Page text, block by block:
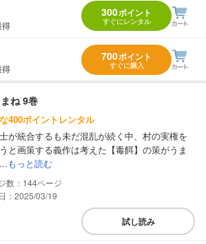
得
300ポイント
すぐにレンタル
得
700ポイント
すぐに購入
ね 9巻
400ポイントレンタル
が統合するも未だ混乱が続く中、村の実権を
と画策する義作は考えた【毒餌】の策がうま
もっと読む
144
：2025/03/19
試し読み